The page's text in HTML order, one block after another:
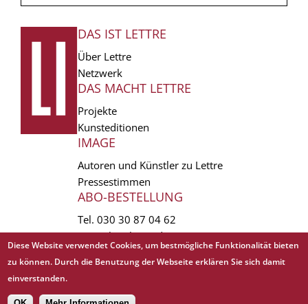
FUSSZEILE
DAS IST LETTRE
Über Lettre
Netzwerk
DAS MACHT LETTRE
Projekte
Kunsteditionen
IMAGE
Autoren und Künstler zu Lettre
Pressestimmen
ABO-BESTELLUNG
Tel. 030 30 87 04 62
vertrieb(at)lettre.de
Copyright © 1988 - 2026 Lettre International. All rights reserved.
EXTRA
Diese Website verwendet Cookies, um bestmögliche Funktionalität bieten
zu können. Durch die Benutzung der Webseite erklären Sie sich damit
einverstanden.